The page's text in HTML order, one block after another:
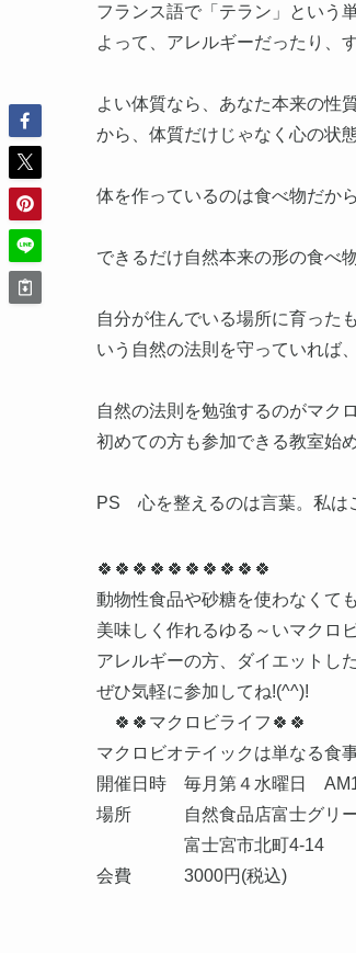
フランス語で「テラン」という
よって、アレルギーだったり、
よい体質なら、あなた本来の性
から、体質だけじゃなく心の状
体を作っているのは食べ物だか
できるだけ自然本来の形の食べ
自分が住んでいる場所に育った
いう自然の法則を守っていれば
自然の法則を勉強するのがマク
初めての方も参加できる教室始
PS 心を整えるのは言葉。私は
🍀🍀🍀🍀🍀🍀🍀🍀🍀🍀
動物性食品や砂糖を使わなくても
美味しく作れるゆる～いマクロビ
アレルギーの方、ダイエットし
ぜひ気軽に参加してね!(^^)!
🍀🍀マクロビライフ🍀🍀
マクロビオテイックは単なる食
開催日時 毎月第４水曜日
場所 自然食品店富士グリ
富士宮市北町4-14
会費 3000円(税込)